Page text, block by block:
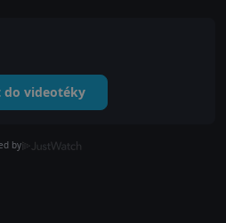
do videotéky
by